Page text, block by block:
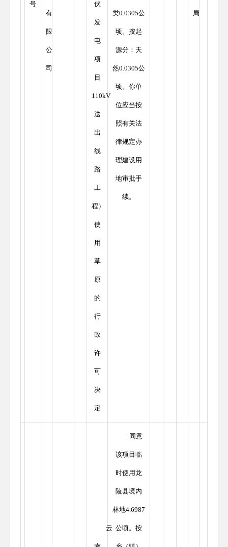
号
有
限
公
司
伏
发
电
项
目
110kV
送
出
线
路
工
程）
使
用
草
原
的
行
政
许
可
决
定
类0.0305公
顷。按起
源分：天
然0.0305公
顷。你单
位应当按
照有关法
律规定办
理建设用
地审批手
续。
局
云
同意
该项目临
时使用龙
陵县境内
林地4.6987
公顷。按